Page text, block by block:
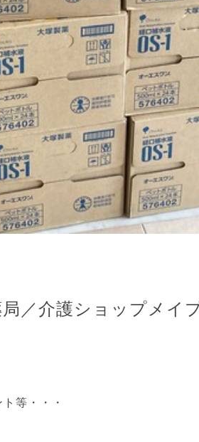
／介護ショップメイ
等・・・